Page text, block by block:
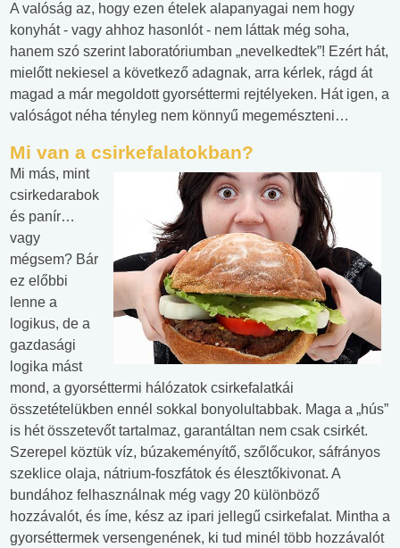
A valóság az, hogy ezen ételek alapanyagai nem hogy
konyhát - vagy ahhoz hasonlót - nem láttak még soha,
hanem szó szerint laboratóriumban „nevelkedtek”! Ezért hát,
mielőtt nekiesel a következő adagnak, arra kérlek, rágd át
magad a már megoldott gyorséttermi rejtélyeken. Hát igen, a
valóságot néha tényleg nem könnyű megemészteni…
Mi van a csirkefalatokban?
Mi más, mint
csirkedarabok
és panír…
vagy
mégsem? Bár
ez előbbi
lenne a
logikus, de a
gazdasági
logika mást
mond, a gyorséttermi hálózatok csirkefalatkái
összetételükben ennél sokkal bonyolultabbak. Maga a „hús”
is hét összetevőt tartalmaz, garantáltan nem csak csirkét.
Szerepel köztük víz, búzakeményítő, szőlőcukor, sáfrányos
szeklice olaja, nátrium-foszfátok és élesztőkivonat. A
bundához felhasználnak még vagy 20 különböző
hozzávalót, és íme, kész az ipari jellegű csirkefalat. Mintha a
gyorséttermek versengenének, ki tud minél több hozzávalót